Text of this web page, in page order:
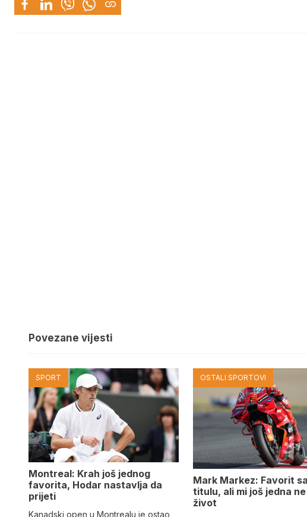
Povezane vijesti
SPORT
Montreal: Krah još jednog
favorita, Hodar nastavlja da
prijeti
Kanadski open u Montrealu je ostao
OSTALI SPORTOVI
Mark Markez: Favorit
titulu, ali mi još jedna
život